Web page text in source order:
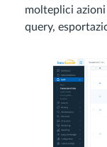
molteplici
query,